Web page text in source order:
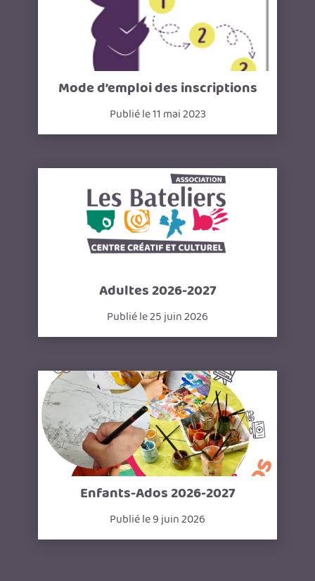
Mode d’emploi des inscriptions
Publié le 11 mai 2023
Adultes 2026-2027
Publié le 25 juin 2026
Enfants-Ados 2026-2027
Publié le 9 juin 2026